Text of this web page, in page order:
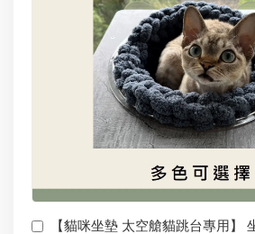
【貓咪坐墊 太空艙貓跳台專用】